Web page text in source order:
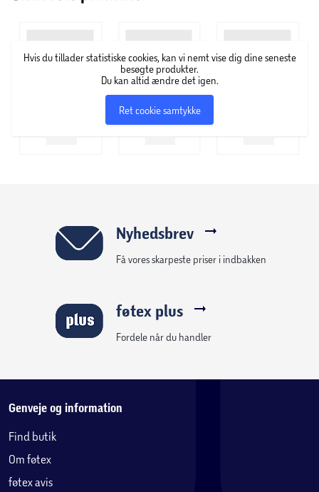
Hvis du tillader statistiske cookies, kan vi nemt vise dig dine seneste
besøgte produkter.
Du kan altid ændre det igen.
Ret cookie samtykke
Nyhedsbrev
Få vores skarpeste priser i indbakken
føtex plus
Fordele når du handler
Genveje og information
Find butik
Om føtex
føtex avis